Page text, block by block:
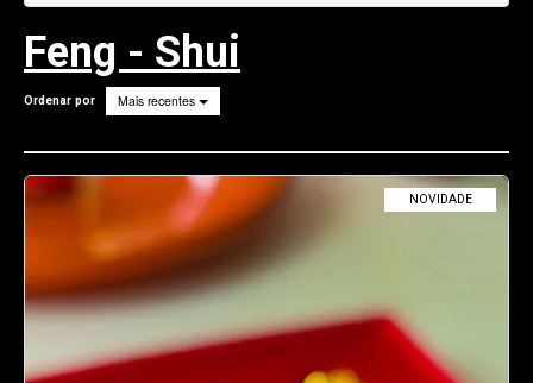
Sobre mim . . .
Contatos
Pesquisar
Feng - Shui
Ordenar por Mais recentes
NOVIDADE